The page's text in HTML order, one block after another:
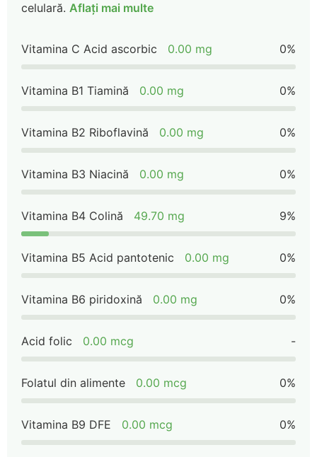
celulară. Aflați mai multe
Vitamina C Acid ascorbic 0.00 mg 0%
Vitamina B1 Tiamină 0.00 mg 0%
Vitamina B2 Riboflavină 0.00 mg 0%
Vitamina B3 Niacină 0.00 mg 0%
Vitamina B4 Colină 49.70 mg 9%
Vitamina B5 Acid pantotenic 0.00 mg 0%
Vitamina B6 piridoxină 0.00 mg 0%
Acid folic 0.00 mcg -
Folatul din alimente 0.00 mcg 0%
Vitamina B9 DFE 0.00 mcg 0%